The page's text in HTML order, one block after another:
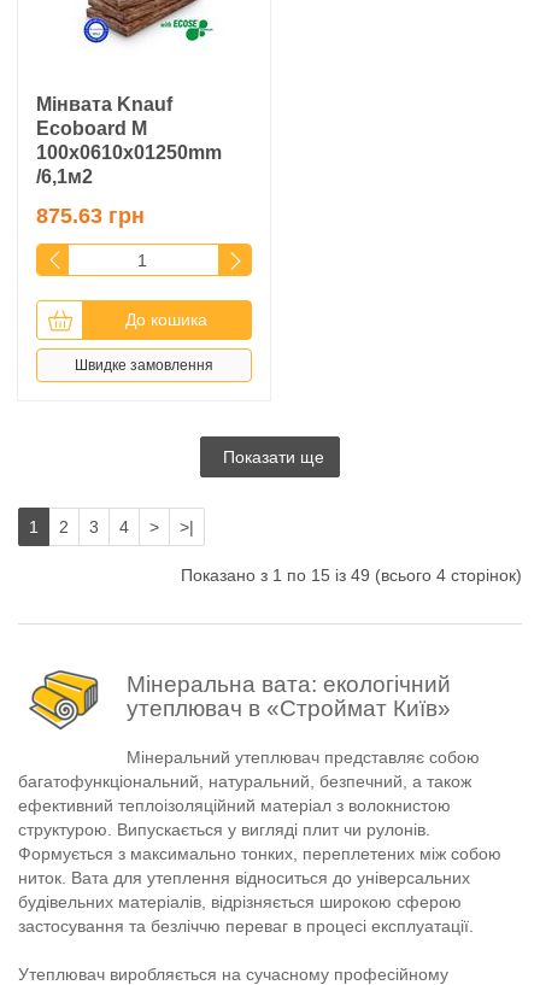
Мінвата Knauf
Ecoboard M
100x0610x01250mm
/6,1м2
875.63 грн
До кошика
Швидке замовлення
Показати ще
1 2 3 4 > >|
Показано з 1 по 15 із 49 (всього 4 сторінок)
Мінеральна вата: екологічний
утеплювач в «Строймат Київ»
Мінеральний утеплювач представляє собою
багатофункціональний, натуральний, безпечний, а також
ефективний теплоізоляційний матеріал з волокнистою
структурою. Випускається у вигляді плит чи рулонів.
Формується з максимально тонких, переплетених між собою
ниток. Вата для утеплення відноситься до універсальних
будівельних матеріалів, відрізняється широкою сферою
застосування та безліччю переваг в процесі експлуатації.
Утеплювач виробляється на сучасному професійному